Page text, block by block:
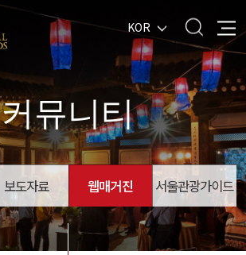
KOR
커뮤니티
보도자료 웹매거진 서울관광가이드